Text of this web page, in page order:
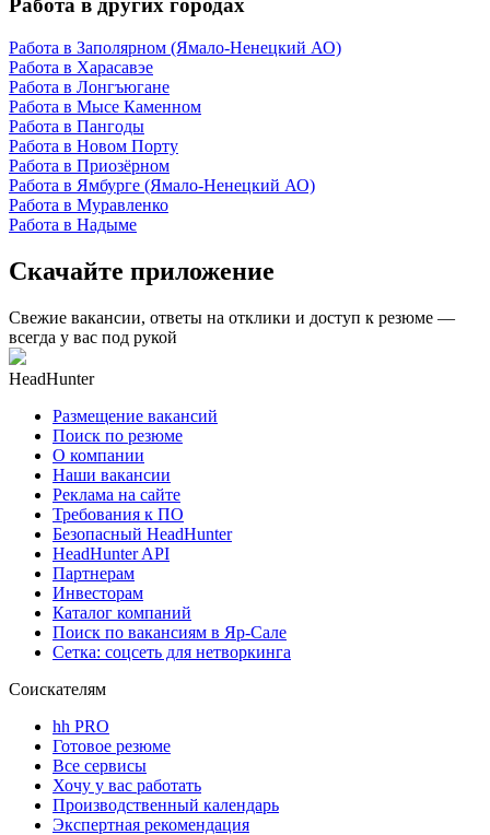
Работа в других городах
Работа в Заполярном (Ямало-Ненецкий АО)
Работа в Харасавэе
Работа в Лонгъюгане
Работа в Мысе Каменном
Работа в Пангоды
Работа в Новом Порту
Работа в Приозёрном
Работа в Ямбурге (Ямало-Ненецкий АО)
Работа в Муравленко
Работа в Надыме
Скачайте приложение
Свежие вакансии, ответы на отклики и доступ к резюме —
всегда у вас под рукой
HeadHunter
Размещение вакансий
Поиск по резюме
О компании
Наши вакансии
Реклама на сайте
Требования к ПО
Безопасный HeadHunter
HeadHunter API
Партнерам
Инвесторам
Каталог компаний
Поиск по вакансиям в Яр-Сале
Сетка: соцсеть для нетворкинга
Соискателям
hh PRO
Готовое резюме
Все сервисы
Хочу у вас работать
Производственный календарь
Экспертная рекомендация